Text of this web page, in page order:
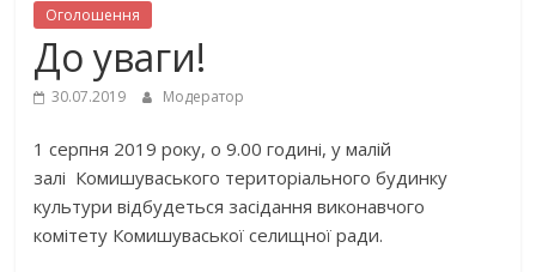
Оголошення
До уваги!
30.07.2019 Модератор
1 серпня 2019 року, о 9.00 годині, у малій
залі Комишуваського територіального будинку
культуривідбудеться засідання виконавчого
комітету Комишуваської селищної ради.